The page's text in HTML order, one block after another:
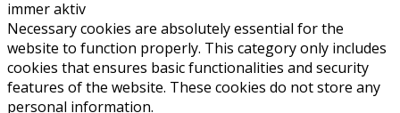
immer aktiv
Necessary cookies are absolutely essential for the
website to function properly. This category only includes
cookies that ensures basic functionalities and security
features of the website. These cookies do not store any
personal information.